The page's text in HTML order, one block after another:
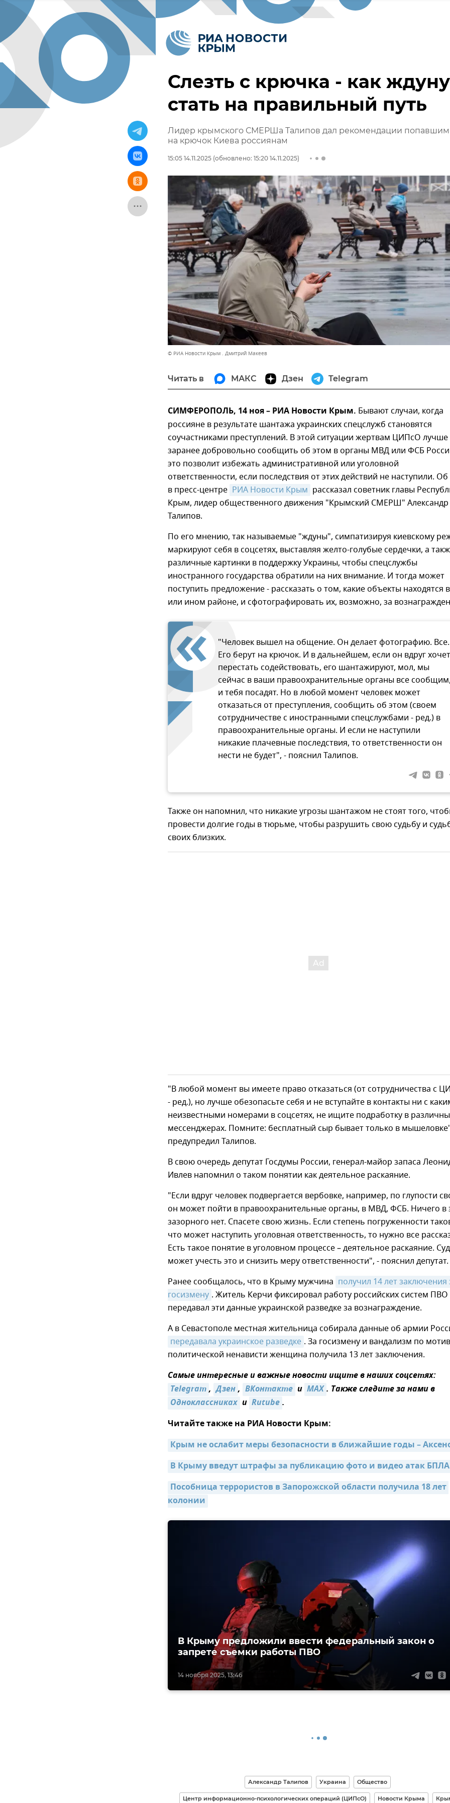
Слезть с крючка - как ждуну
стать на правильный путь
Лидер крымского СМЕРШа Талипов дал рекомендации
на крючок Киева россиянам
15:05 14.11.2025 (обновлено: 15:20 14.11.2025)
© РИА Новости Крым . Дмитрий Макеев
Читать в МАКС Дзен Telegram
СИМФЕРОПОЛЬ, 14 ноя – РИА Новости Крым. Бывают случаи, когда
россияне в результате шантажа украинских спецслужб становятся
соучастниками преступлений. В этой ситуации жертвам ЦИПсО лучше
заранее добровольно сообщить об этом в органы МВД или ФСБ
это позволит избежать административной или уголовной
ответственности, если последствия от этих действий не наступили.
в пресс-центре РИА Новости Крым рассказал советник главы
Крым, лидер общественного движения "Крымский СМЕРШ" Александр
Талипов.
По его мнению, так называемые "ждуны", симпатизируя киевскому
маркируют себя в соцсетях, выставляя желто-голубые сердечки, а
различные картинки в поддержку Украины, чтобы спецслужбы
иностранного государства обратили на них внимание. И тогда может
поступить предложение - рассказать о том, какие объекты находятся
или ином районе, и сфотографировать их, возможно, за
"Человек вышел на общение. Он делает фотографию. Все.
Его берут на крючок. И в дальнейшем, если он вдруг хочет
перестать содействовать, его шантажируют, мол, мы
сейчас в ваши правоохранительные органы все
и тебя посадят. Но в любой момент человек может
отказаться от преступления, сообщить об этом (своем
сотрудничестве с иностранными спецслужбами - ред.) в
правоохранительные органы. И если не наступили
никакие плачевные последствия, то ответственности он
нести не будет", - пояснил Талипов.
Также он напомнил, что никакие угрозы шантажом не стоят того,
провести долгие годы в тюрьме, чтобы разрушить свою судьбу и
своих близких.
"В любой момент вы имеете право отказаться (от сотрудничества с
- ред.), но лучше обезопасьте себя и не вступайте в контакты ни с
неизвестными номерами в соцсетях, не ищите подработку в
мессенджерах. Помните: бесплатный сыр бывает только в
предупредил Талипов.
В свою очередь депутат Госдумы России, генерал-майор запаса
Ивлев напомнил о таком понятии как деятельное раскаяние.
"Если вдруг человек подвергается вербовке, например, по глупости
он может пойти в правоохранительные органы, в МВД, ФСБ. Ничего в
зазорного нет. Спасете свою жизнь. Если степень погруженности
что может наступить уголовная ответственность, то нужно все
Есть такое понятие в уголовном процессе – деятельное раскаяние. Суд
может учесть это и снизить меру ответственности", - пояснил депутат.
Ранее сообщалось, что в Крыму мужчина получил 14 лет заключения
госизмену . Житель Керчи фиксировал работу российских систем
передавал эти данные украинской разведке за вознаграждение.
А в Севастополе местная жительница собирала данные об армии
передавала украинское разведке . За госизмену и вандализм по
политической ненависти женщина получила 13 лет заключения.
Самые интересные и важные новости ищите в наших соцсетях:
Telegram, Дзен, ВКонтакте и MAX. Также следите за нами в
Одноклассниках и Rutube.
Читайте также на РИА Новости Крым:
Крым не ослабит меры безопасности в ближайшие годы –
В Крыму введут штрафы за публикацию фото и видео атак БПЛА
Пособница террористов в Запорожской области получила 18 лет
колонии
14 ноября 2025, 13:46
В Крыму предложили ввести федеральный закон о
запрете съемки работы ПВО
Александр Талипов Украина Общество
Центр информационно-психологических операций (ЦИПсО) Новости Крыма